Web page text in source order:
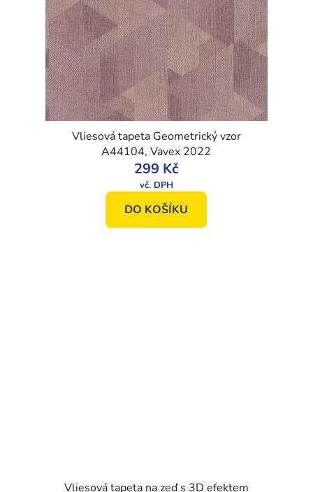
Vliesová tapeta Geometrický vzor
A44104, Vavex 2022
299 Kč
DO KOŠÍKU
Vliesová tapeta na zeď s 3D efektem